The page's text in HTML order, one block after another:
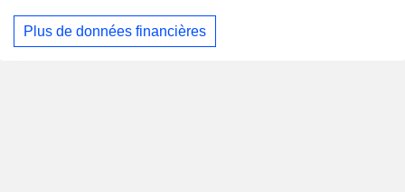
Plus de données financières